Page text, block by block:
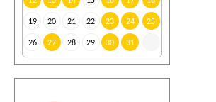
19 20 21 22 23 24 25
26 27 28 29 30 31